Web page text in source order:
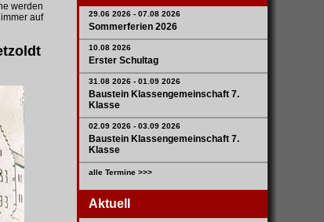
29.06 2026 - 07.08 2026
Sommerferien 2026
10.08 2026
Erster Schultag
31.08 2026 - 01.09 2026
Baustein Klassengemeinschaft 7.
Klasse
02.09 2026 - 03.09 2026
Baustein Klassengemeinschaft 7.
Klasse
alle Termine >>>
Aktuell
werden
auf